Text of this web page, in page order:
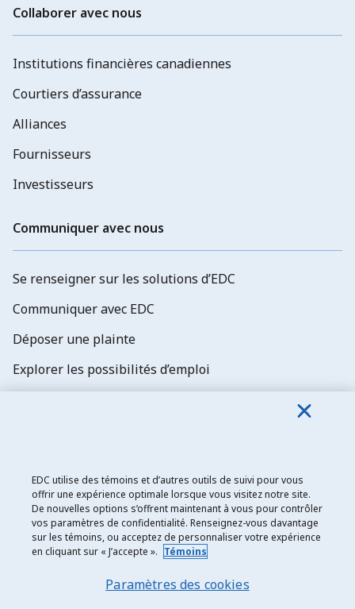
Collaborer avec nous
Institutions financières canadiennes
Courtiers d’assurance
Alliances
Fournisseurs
Investisseurs
Communiquer avec nous
Se renseigner sur les solutions d’EDC
Communiquer avec EDC
Déposer une plainte
Explorer les possibilités d’emploi
Exportation et développement Canada
Énoncé de confidentialité
EDC utilise des témoins et d’autres outils de suivi pour vous
offrir une expérience optimale lorsque vous visitez notre site.
De nouvelles options s’offrent maintenant à vous pour contrôler
vos paramètres de confidentialité. Renseignez-vous davantage
sur les témoins, ou acceptez de personnaliser votre expérience
en cliquant sur « J’accepte ». Témoins
Paramètres des cookies